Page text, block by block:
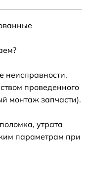
неисправности,
проведенного
монтаж запчасти).
утрата
параметрам при